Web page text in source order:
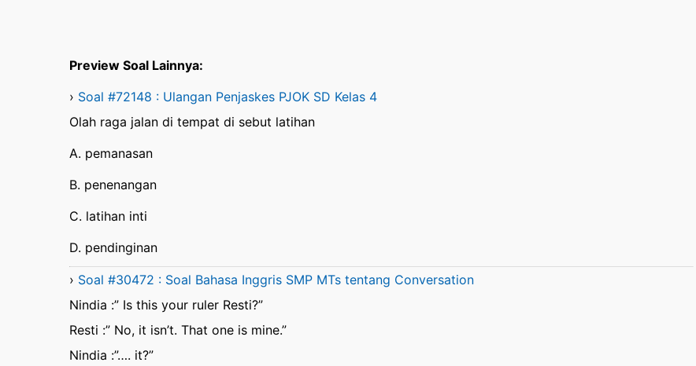
Preview Soal Lainnya:
› Soal #72148 : Ulangan Penjaskes PJOK SD Kelas 4
Olah raga jalan di tempat di sebut latihan
A. pemanasan
B. penenangan
C. latihan inti
D. pendinginan
› Soal #30472 : Soal Bahasa Inggris SMP MTs tentang Conversation
Nindia :” Is this your ruler Resti?”
Resti :” No, it isn’t. That one is mine.”
Nindia :”…. it?”